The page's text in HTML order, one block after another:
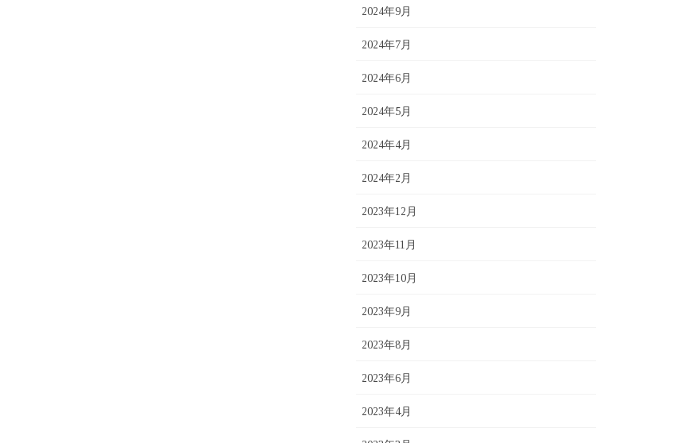
2024年9月
2024年7月
2024年6月
2024年5月
2024年4月
2024年2月
2023年12月
2023年11月
2023年10月
2023年9月
2023年8月
2023年6月
2023年4月